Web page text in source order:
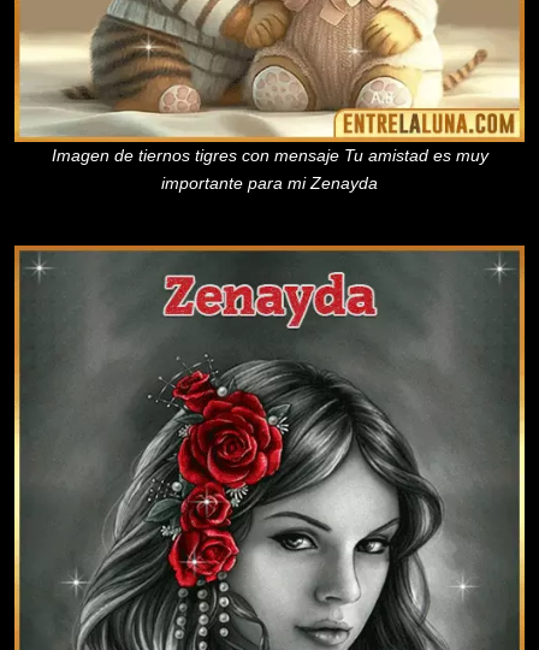
Imagen de tiernos tigres con mensaje Tu amistad es muy
importante para mi Zenayda